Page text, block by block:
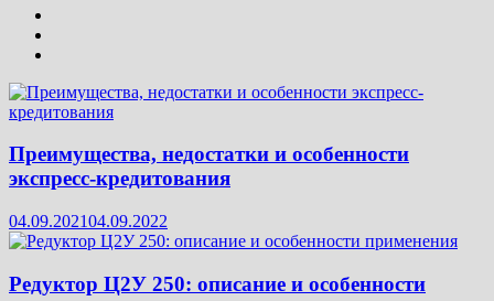
Преимущества, недостатки и особенности
экспресс-кредитования
04.09.202104.09.2022
Редуктор Ц2У 250: описание и особенности